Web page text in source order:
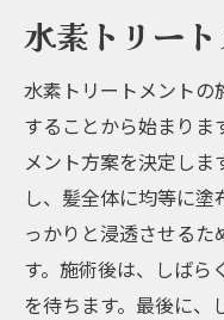
水素トリー
水素トリートメントの
することから始まりま
メント方案を決定しま
し、髪全体に均等に塗
っかりと浸透させる
す。施術後は、しばら
を待ちます。最後に、